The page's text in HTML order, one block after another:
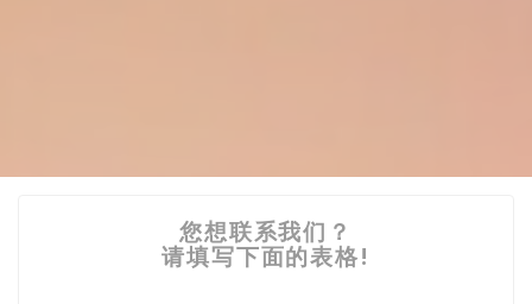
您想联系我们？
请填写下面的表格!